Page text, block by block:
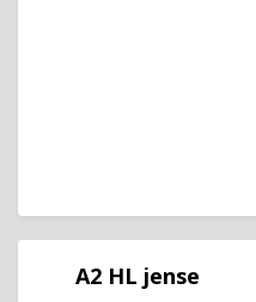
A2 HL jense